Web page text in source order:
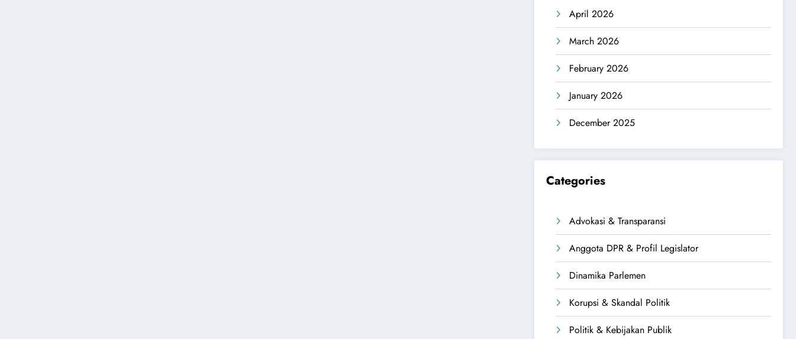
April 2026
March 2026
February 2026
January 2026
December 2025
Categories
Advokasi & Transparansi
Anggota DPR & Profil Legislator
Dinamika Parlemen
Korupsi & Skandal Politik
Politik & Kebijakan Publik